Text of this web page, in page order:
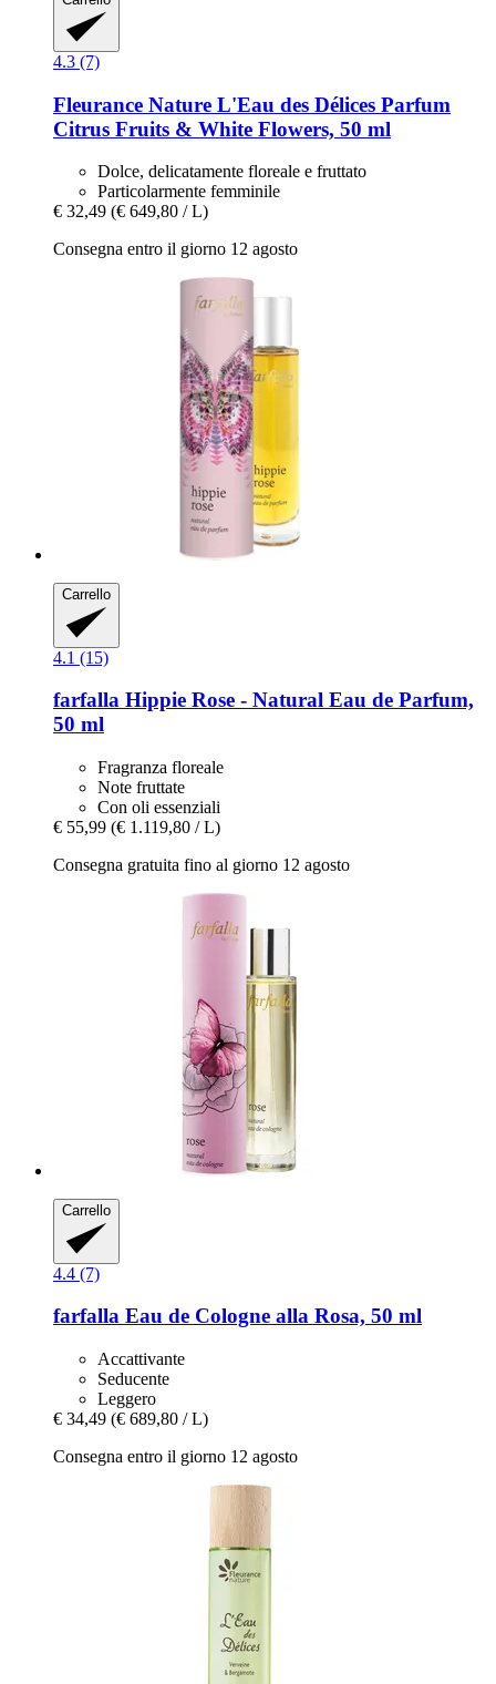
4.3 (7)
Fleurance Nature L'Eau des Délices Parfum
Citrus Fruits & White Flowers, 50 ml
Dolce, delicatamente floreale e fruttato
Particolarmente femminile
€ 32,49 (€ 649,80 / L)
Consegna entro il giorno 12 agosto
Carrello
4.1 (15)
farfalla Hippie Rose -​ Natural Eau de Parfum,
50 ml
Fragranza floreale
Note fruttate
Con oli essenziali
€ 55,99 (€ 1.119,80 / L)
Consegna gratuita fino al giorno 12 agosto
Carrello
4.4 (7)
farfalla Eau de Cologne alla Rosa, 50 ml
Accattivante
Seducente
Leggero
€ 34,49 (€ 689,80 / L)
Consegna entro il giorno 12 agosto